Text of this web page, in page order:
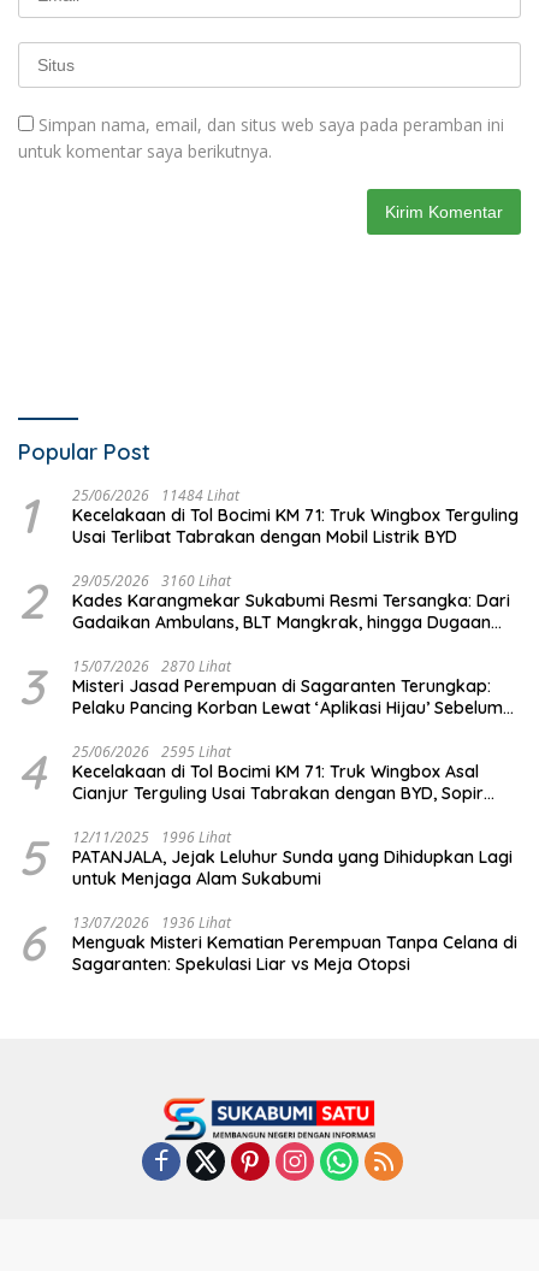
Simpan nama, email, dan situs web saya pada peramban ini
untuk komentar saya berikutnya.
Popular Post
1 25/06/2026 11484 Lihat
Kecelakaan di Tol Bocimi KM 71: Truk Wingbox Terguling
Usai Terlibat Tabrakan dengan Mobil Listrik BYD
2 29/05/2026 3160 Lihat
Kades Karangmekar Sukabumi Resmi Tersangka: Dari
Gadaikan Ambulans, BLT Mangkrak, hingga Dugaan
3 15/07/2026 2870 Lihat
Misteri Jasad Perempuan di Sagaranten Terungkap:
Pelaku Pancing Korban Lewat ‘Aplikasi Hijau’ Sebelum
4 25/06/2026 2595 Lihat
Kecelakaan di Tol Bocimi KM 71: Truk Wingbox Asal
Cianjur Terguling Usai Tabrakan dengan BYD, Sopir
5 12/11/2025 1996 Lihat
PATANJALA, Jejak Leluhur Sunda yang Dihidupkan Lagi
untuk Menjaga Alam Sukabumi
6 13/07/2026 1936 Lihat
Menguak Misteri Kematian Perempuan Tanpa Celana di
Sagaranten: Spekulasi Liar vs Meja Otopsi